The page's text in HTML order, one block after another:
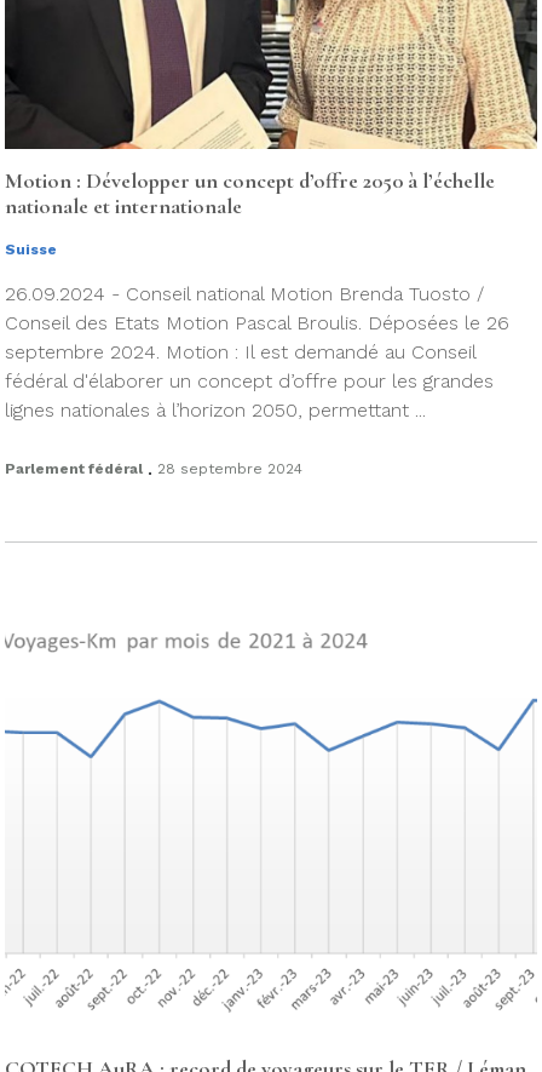
Motion : Développer un concept d’offre 2050 à l’échelle
nationale et internationale
Suisse
26.09.2024 - Conseil national Motion Brenda Tuosto /
Conseil des Etats Motion Pascal Broulis. Déposées le 26
septembre 2024. Motion : Il est demandé au Conseil
fédéral d'élaborer un concept d’offre pour les grandes
lignes nationales à l’horizon 2050, permettant ...
Parlement fédéral . 28 septembre 2024